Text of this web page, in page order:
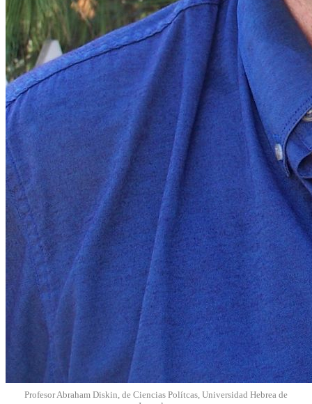
Profesor Abraham Diskin, de Ciencias Polítcas, Universidad Hebrea de